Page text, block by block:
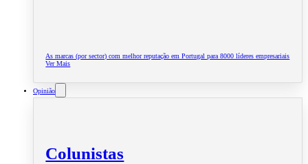
As marcas (por sector) com melhor reputação em Portugal para 8000 líderes empresariais
Ver Mais
Opinião
Colunistas